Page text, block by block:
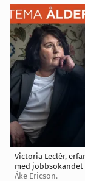
Victoria Leclér,
med jobbsökandet
Åke Ericson.